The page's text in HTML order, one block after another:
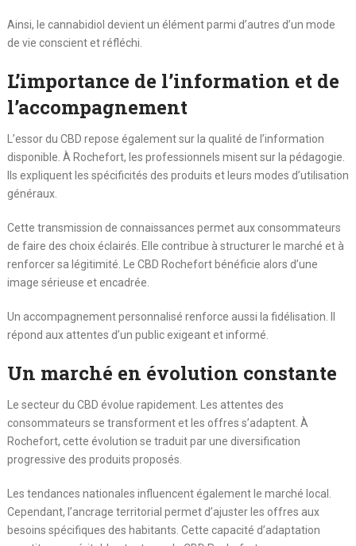
Ainsi, le cannabidiol devient un élément parmi d’autres d’un mode
de vie conscient et réfléchi.
L’importance de l’information et de
l’accompagnement
L’essor du CBD repose également sur la qualité de l’information
disponible. À Rochefort, les professionnels misent sur la pédagogie.
Ils expliquent les spécificités des produits et leurs modes d’utilisation
généraux.
Cette transmission de connaissances permet aux consommateurs
de faire des choix éclairés. Elle contribue à structurer le marché et à
renforcer sa légitimité. Le CBD Rochefort bénéficie alors d’une
image sérieuse et encadrée.
Un accompagnement personnalisé renforce aussi la fidélisation. Il
répond aux attentes d’un public exigeant et informé.
Un marché en évolution constante
Le secteur du CBD évolue rapidement. Les attentes des
consommateurs se transforment et les offres s’adaptent. À
Rochefort, cette évolution se traduit par une diversification
progressive des produits proposés.
Les tendances nationales influencent également le marché local.
Cependant, l’ancrage territorial permet d’ajuster les offres aux
besoins spécifiques des habitants. Cette capacité d’adaptation